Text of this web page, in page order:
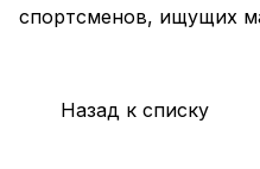
спортсменов, ищущих
Назад к списку